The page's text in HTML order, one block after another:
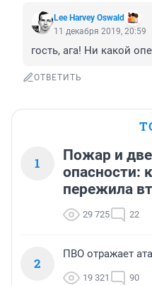
Lee Harvey Oswald
11 декабря 2019, 20:59
гость, ага! Ни какой
ОТВЕТИТЬ
1
Пожар и
опасности:
пережила
29 725 22
2
ПВО отражает
19 321 90